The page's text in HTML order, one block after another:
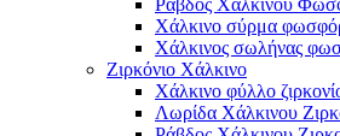
Χάλκινο σύρμα
Χάλκινος σωλήνας
Ζιρκόνιο Χάλκινο
Χάλκινο φύλλο
Λωρίδα Χάλκινου